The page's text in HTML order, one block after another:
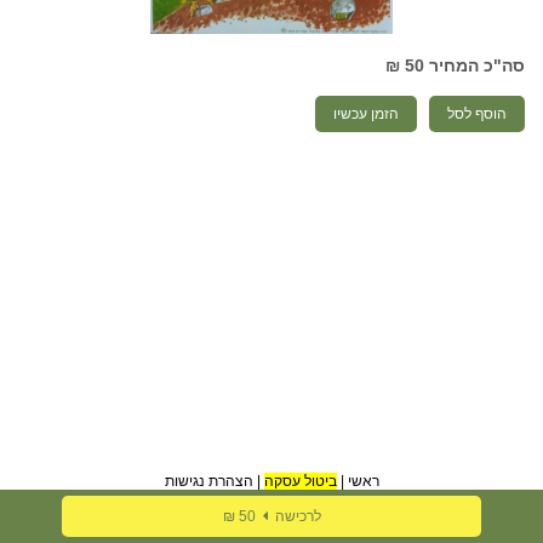
סה"כ המחיר 50 ₪
הוסף לסל הזמן עכשיו
ראשי |ביטול עסקה הצהרת נגישות
לרכישה 50 ₪